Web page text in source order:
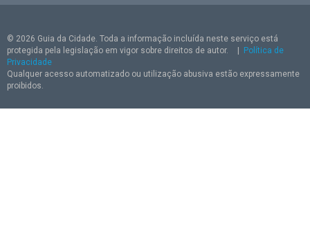
© 2026 Guia da Cidade. Toda a informação incluída neste serviço está
protegida pela legislação em vigor sobre direitos de autor.
Política de
Privacidade
Qualquer acesso automatizado ou utilização abusiva estão expressamente
proibidos.